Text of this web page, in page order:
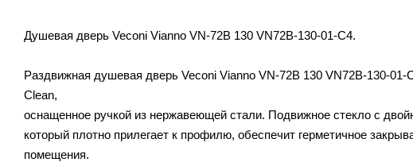
Душевая дверь Veconi Vianno VN-72B 130 VN72B-130-01-C4.
Раздвижная душевая дверь Veconi Vianno VN-72B 130 VN72B-130-
Clean,
оснащенное ручкой из нержавеющей стали. Подвижное стекло с
который плотно прилегает к профилю, обеспечит герметичное
помещения.